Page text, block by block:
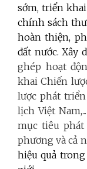
sớm, triển
chính sách
hoàn thiện,
đất nước. Xây
ghép hoạt
khai Chiến
lược phát
lịch Việt
mục tiêu
phương và cả
hiệu quả